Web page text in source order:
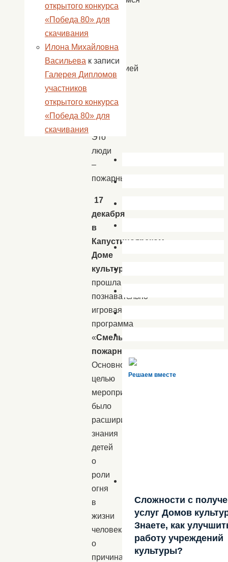
профессией
Это
люди
–
пожарные.
17
декабря
в
Капустиноярском
Доме
культуры
прошла
познавательно
игровая
программа
«Смелые
пожарные»
Основной
целью
мероприятия
было
расширить
знания
детей
о
роли
огня
в
жизни
человека,
о
причинах
открытого конкурса
«Победа 80» для
скачивания
Илона Михайловна
Васильева к записи
Галерея Дипломов
участников
открытого конкурса
«Победа 80» для
скачивания
Решаем вместе
Сложности с
услуг Домов
Знаете, как
работу учреждений
культуры?